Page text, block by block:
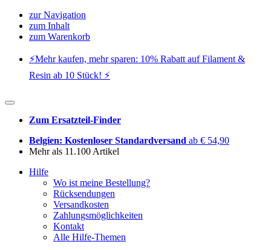
zur Navigation
zum Inhalt
zum Warenkorb
⚡️Mehr kaufen, mehr sparen: 10% Rabatt auf Filament &
Resin ab 10 Stück! ⚡️
Zum Ersatzteil-Finder
Belgien: Kostenloser Standardversand ab € 54,90
Mehr als 11.100 Artikel
Hilfe
Wo ist meine Bestellung?
Rücksendungen
Versandkosten
Zahlungsmöglichkeiten
Kontakt
Alle Hilfe-Themen